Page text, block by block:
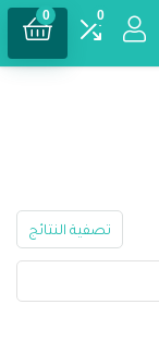
0
0
تصفية النتائج